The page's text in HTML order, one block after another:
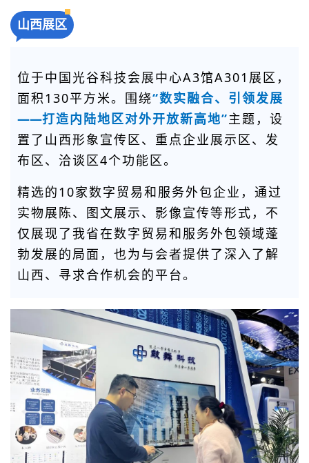
山西展区
位于中国光谷科技会展中心A3馆A301展区，
面积130平方米。围绕“数实融合、引领发展
——打造内陆地区对外开放新高地”主题，设
置了山西形象宣传区、重点企业展示区、发
布区、洽谈区4个功能区。
精选的10家数字贸易和服务外包企业，通过
实物展陈、图文展示、影像宣传等形式，不
仅展现了我省在数字贸易和服务外包领域蓬
勃发展的局面，也为与会者提供了深入了解
山西、寻求合作机会的平台。